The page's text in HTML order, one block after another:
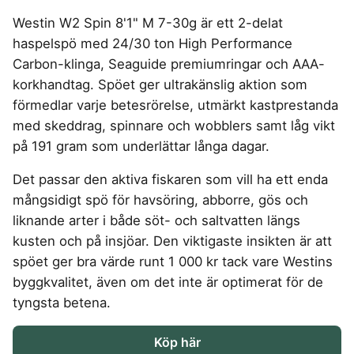
HUSHÅLLSAPPARATER
Robotdammsugare
Skaftdammsugare
Steamer
Strykjärn
KÖK
Airfryer
Dubbel
Airfryer
Elektrisk
Elvisp
Gjutjärnsgryta
Glassmaskin
Kaffebryggare
Kaffemaskin
Kockkniv
Liten airfryer
Mikrovågsugn
Gasol
Skärbräda
Smashjärn
Stekbord
Stekpanna
SOVRUM
GAMING
Gaming Dator
Gaming Headset
Gaming hörlursställ
Gaming Laptop
Gaming router
Gaming Skärm
Gaming Tangentbord
Gamingbord
Gamingmus
Gamingstol
Trådlösa Gaming Hörlurar
VR Headset
LJUD & BILD
75 Tum TV
Bluetooth högtalare
TV 50 tum
TV 55 tum
FÖRSÄKRINGAR
Hundförsäkring
Kattförsäkring
MEDIA & TELEKOM
Bredband
Mobilabonnemang
Mobilt bredband
TV Abonnemang
Rödljusterapi
Skäggtrimmer
Toriska linser
ACCESSOARER
Solglasögon
KOSTTILLSKOTT
Berberine
C vitamin
Kosttillskott klimakteriet
Kreatin
Lions mane
NMN
Omega 3
Probiotika
Proteinpulver
Shilajit
5-manna tält
6-manna tält
Abborrespö
Familjetält
Jaktkängor
Campingbord
Pop-up tält
Taktält
Tält
Tält budget
Vandringsbyxor
herr
Vandringskängor
Vandringsskor
dam
SPORT
Driver
Golfklocka
Golfset
Träningsklocka dam
Träningsklocka herr
Cykelhjälm barn
GPS Klocka barn
UTELEK & AKTIVITETER
Berg studsmatta
Gungställning
Lekstuga
Nedgrävd studsmatta
Oval studsmatta
Rektangulär studsmatta
Stor studsmatta
Studsmatta
Laddbox
Sommardäck
Konsumentvägledning
Westin W2 Spin 8'1" M 7-30g är ett 2-delat
haspelspö med 24/30 ton High Performance
Carbon-klinga, Seaguide premiumringar och AAA-
korkhandtag. Spöet ger ultrakänslig aktion som
förmedlar varje betesrörelse, utmärkt kastprestanda
med skeddrag, spinnare och wobblers samt låg vikt
på 191 gram som underlättar långa dagar.
Det passar den aktiva fiskaren som vill ha ett enda
mångsidigt spö för havsöring, abborre, gös och
liknande arter i både söt- och saltvatten längs
kusten och på insjöar. Den viktigaste insikten är att
spöet ger bra värde runt 1 000 kr tack vare Westins
byggkvalitet, även om det inte är optimerat för de
tyngsta betena.
Köp här